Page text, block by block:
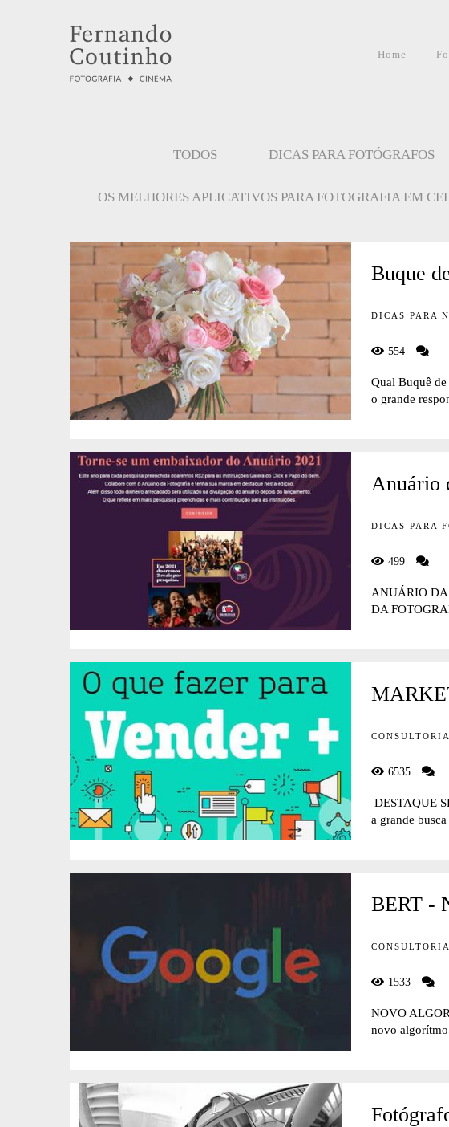
Home
TODOS DICAS PARA FOTÓGRAFOS
OS MELHORES APLICATIVOS PARA FOTOGRAFIA EM
Buque
DICAS PARA
554
Qual Buquê
o grande
Anuário
DICAS PARA
499
ANUÁRIO DA
DA
6535
DESTAQUE
a grande
BERT -
1533
NOVO
novo